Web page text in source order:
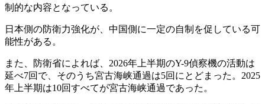
制的な内容となっている。
日本側の防衛力強化が、中国側に一定の自制を促している可
能性がある。
また、防衛省によれば、2026年上半期のY-9偵察機の活動は
延べ7回で、そのうち宮古海峡通過は5回にとどまった。2025
年上半期は10回すべてが宮古海峡通過であった。